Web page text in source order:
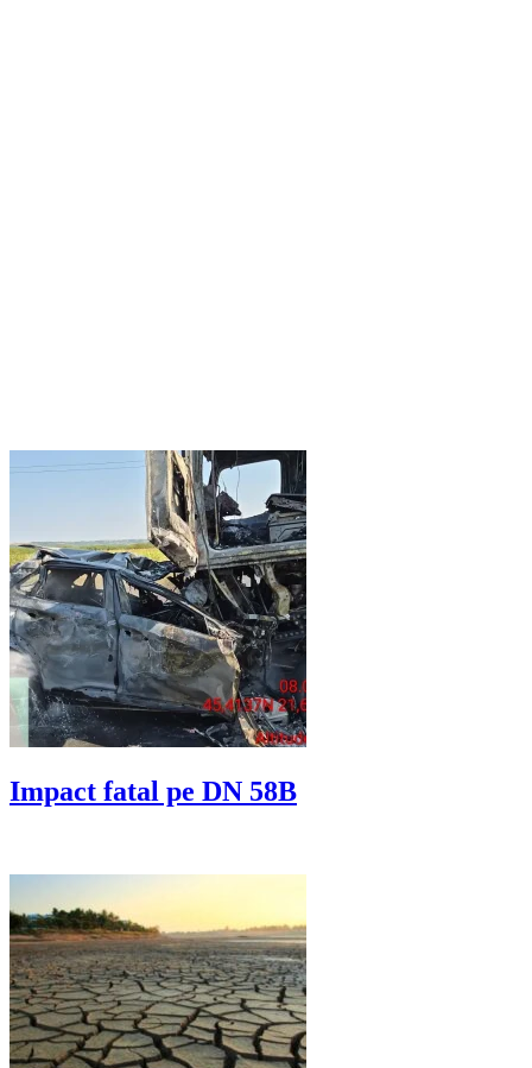
Impact fatal pe DN 58B